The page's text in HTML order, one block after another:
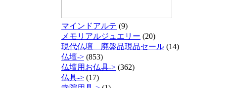
マインドアルテ (9)
メモリアルジュエリー (20)
現代仏壇 廃盤品現品セール (14)
仏壇-> (853)
仏壇用お仏具-> (362)
仏具-> (17)